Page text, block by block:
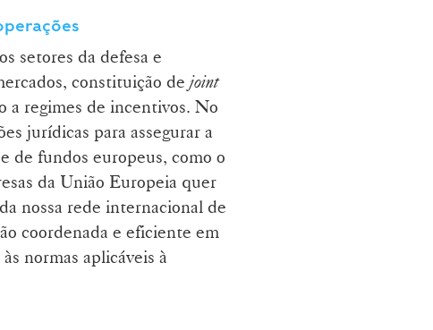
setores da defesa e
constituição de joint
a regimes de incentivos. No
jurídicas para assegurar a
de fundos europeus, como o
da União Europeia quer
nossa rede internacional de
coordenada e eficiente em
normas aplicáveis à